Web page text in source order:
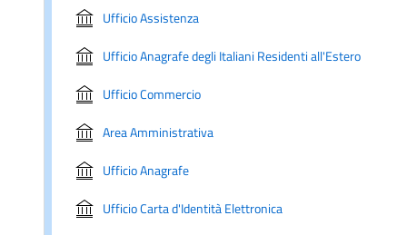
Ufficio Assistenza
Ufficio Anagrafe degli Italiani Residenti all'Estero
Ufficio Commercio
Area Amministrativa
Ufficio Anagrafe
Ufficio Carta d'Identità Elettronica